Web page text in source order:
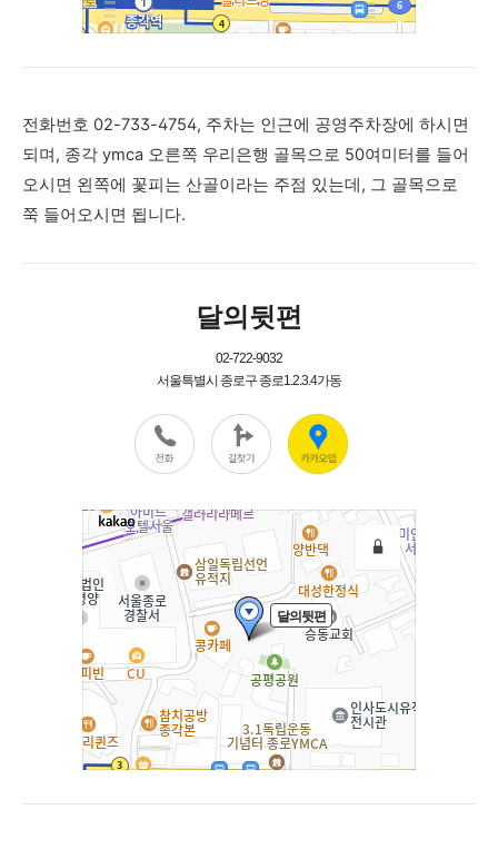
전화번호 02-733-4754, 주차는 인근에 공영주차장에 하시면
되며, 종각 ymca 오른쪽 우리은행 골목으로 50여미터를 들어
오시면 왼쪽에 꽃피는 산골이라는 주점 있는데, 그 골목으로
쭉 들어오시면 됩니다.